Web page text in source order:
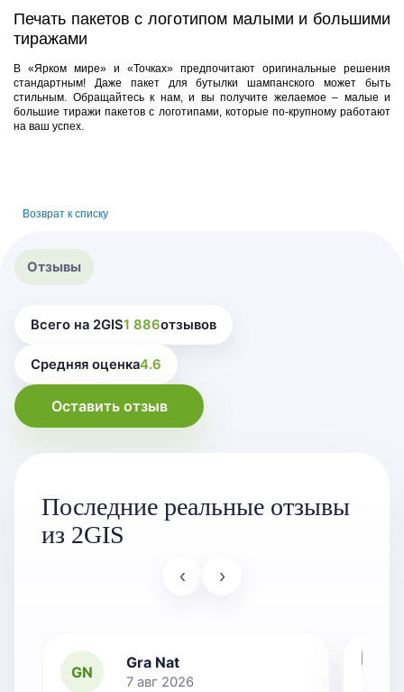
Печать пакетов с логотипом малыми и большими
тиражами
В «Ярком мире» и «Точках» предпочитают оригинальные решения
стандартным! Даже пакет для бутылки шампанского может быть
стильным. Обращайтесь к нам, и вы получите желаемое – малые и
большие тиражи пакетов с логотипами, которые по-крупному работают
на ваш успех.
Возврат к списку
Отзывы
Всего на 2GIS1 886отзывов
Средняя оценка4.6
Оставить отзыв
Последние реальные отзывы
из 2GIS
‹ ›
GN
Gra Nat
7 авг 2026